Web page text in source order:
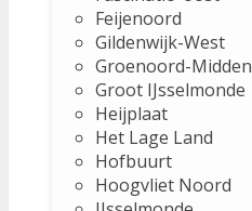
Feijenoord
Gildenwijk-West
Groenoord-Midden
Groot IJsselmonde
Heijplaat
Het Lage Land
Hofbuurt
Hoogvliet Noord